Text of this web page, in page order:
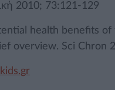
2010; 73:121-129
health benefits
overview. Sci Chron